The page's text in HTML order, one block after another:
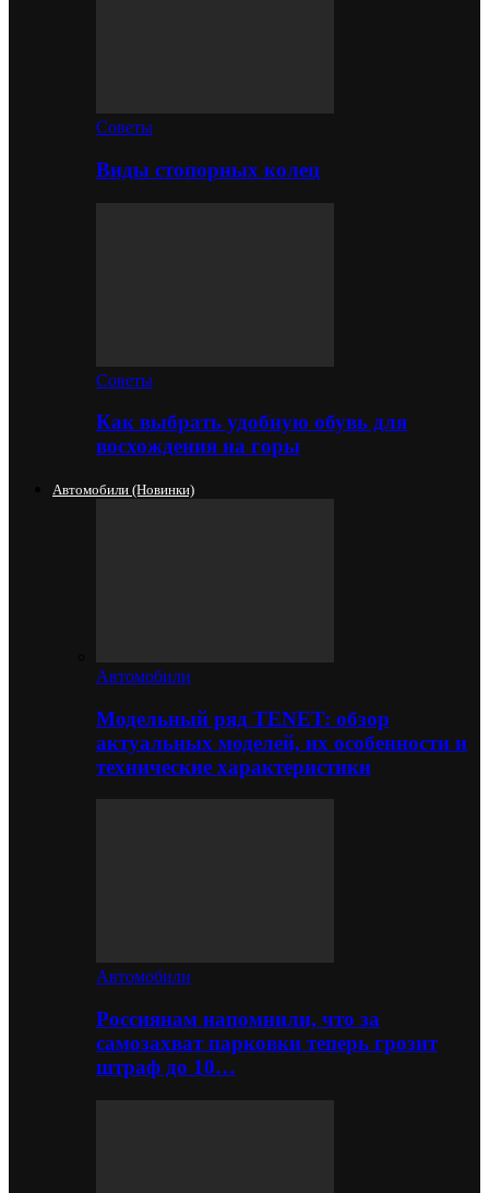
Советы
Виды стопорных колец
Советы
Как выбрать удобную обувь для
восхождения на горы
Автомобили (новинки)
Автомобили
Модельный ряд TENET: обзор
актуальных моделей, их особенности и
технические характеристики
Автомобили
Россиянам напомнили, что за
самозахват парковки теперь грозит
штраф до 10…